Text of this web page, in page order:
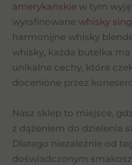
amerykańskie w tym
wyrafinowane whisky
harmonijne whisky
whisky, każda butelka
unikalne cechy, które
docenione przez
Nasz sklep to miejsce,
z dążeniem do dzielenia
Dlatego niezależnie od
doświadczonym